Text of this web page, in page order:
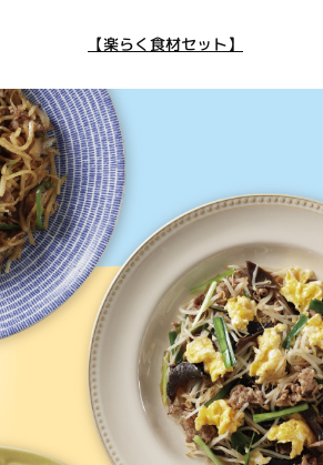
【楽らく食材セット】